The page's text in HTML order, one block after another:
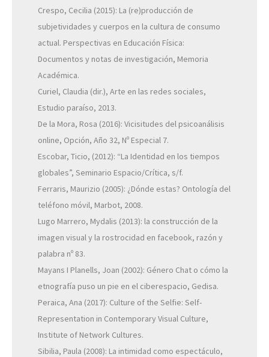
Crespo, Cecilia (2015): La (re)producción de
subjetividades y cuerpos en la cultura de consumo
actual. Perspectivas en Educación Física:
Documentos y notas de investigación, Memoria
Académica.
Curiel, Claudia (dir.), Arte en las redes sociales,
Estudio paraíso, 2013.
De la Mora, Rosa (2016): Vicisitudes del psicoanálisis
online, Opción, Año 32, Nº Especial 7.
Escobar, Ticio, (2012): “La Identidad en los tiempos
globales”, Seminario Espacio/Crítica, s/f.
Ferraris, Maurizio (2005): ¿Dónde estas? Ontología del
teléfono móvil, Marbot, 2008.
Lugo Marrero, Mydalis (2013): la construcción de la
imagen visual y la rostrocidad en facebook, razón y
palabra nº 83.
Mayans I Planells, Joan (2002): Género Chat o cómo la
etnografía puso un pie en el ciberespacio, Gedisa.
Peraica, Ana (2017): Culture of the Selfie: Self-
Representation in Contemporary Visual Culture,
Institute of Network Cultures.
Sibilia, Paula (2008): La intimidad como espectáculo,